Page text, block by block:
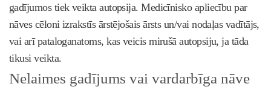
gadījumos tiek veikta autopsija. Medicīnisko apliecību par
nāves cēloni izrakstīs ārstējošais ārsts un/vai nodaļas vadītājs,
vai arī pataloganatoms, kas veicis mirušā autopsiju, ja tāda
tikusi veikta.
Nelaimes gadījums vai vardarbīga nāve